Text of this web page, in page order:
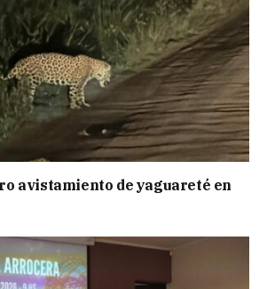
avistamiento de yaguareté en